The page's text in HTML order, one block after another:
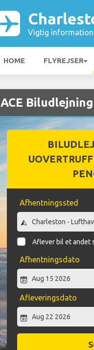
Vigtig
HOME FLYREJSER
ACE
Afhentningssted
Aflever bil et andet
Afhentningsdato
Afleveringsdato